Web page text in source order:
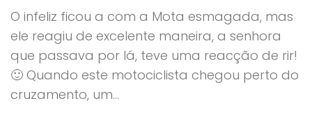
O infeliz ficou a com a Mota esmagada, mas
ele reagiu de excelente maneira, a senhora
que passava por lá, teve uma reacção de rir!
🙂 Quando este motociclista chegou perto do
cruzamento, um...